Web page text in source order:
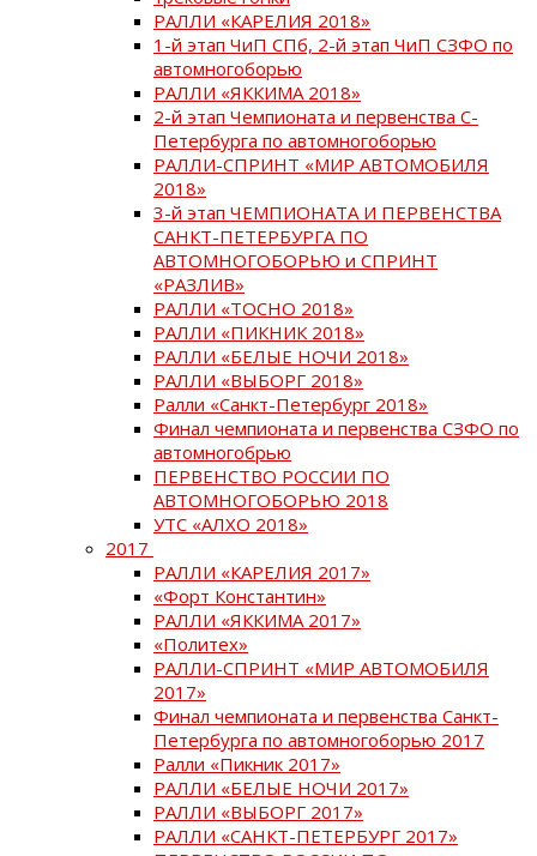
РАЛЛИ «КАРЕЛИЯ 2018»
1-й этап ЧиП СПб, 2-й этап ЧиП СЗФО по
автомногоборью
РАЛЛИ «ЯККИМА 2018»
2-й этап Чемпионата и первенства С-
Петербурга по автомногоборью
РАЛЛИ-СПРИНТ «МИР АВТОМОБИЛЯ
2018»
3-й этап ЧЕМПИОНАТА И ПЕРВЕНСТВА
САНКТ-ПЕТЕРБУРГА ПО
АВТОМНОГОБОРЬЮ и СПРИНТ
«РАЗЛИВ»
РАЛЛИ «ТОСНО 2018»
РАЛЛИ «ПИКНИК 2018»
РАЛЛИ «БЕЛЫЕ НОЧИ 2018»
РАЛЛИ «ВЫБОРГ 2018»
Ралли «Санкт-Петербург 2018»
Финал чемпионата и первенства СЗФО по
автомногобрью
ПЕРВЕНСТВО РОССИИ ПО
АВТОМНОГОБОРЬЮ 2018
УТС «АЛХО 2018»
2017
РАЛЛИ «КАРЕЛИЯ 2017»
«Форт Константин»
РАЛЛИ «ЯККИМА 2017»
«Политех»
РАЛЛИ-СПРИНТ «МИР АВТОМОБИЛЯ
2017»
Финал чемпионата и первенства Санкт-
Петербурга по автомногоборью 2017
Ралли «Пикник 2017»
РАЛЛИ «БЕЛЫЕ НОЧИ 2017»
РАЛЛИ «ВЫБОРГ 2017»
РАЛЛИ «САНКТ-ПЕТЕРБУРГ 2017»